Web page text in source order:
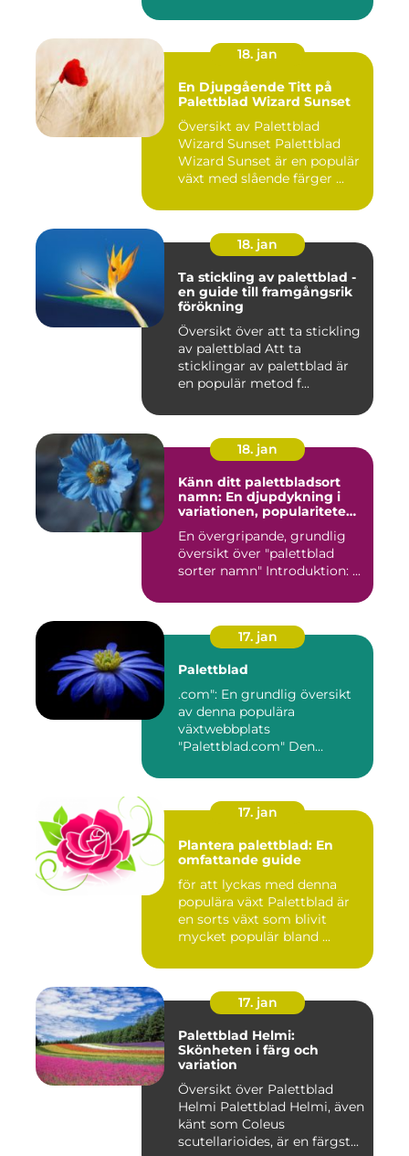
18. jan
En Djupgående Titt på
Palettblad Wizard Sunset
Översikt av Palettblad
Wizard Sunset Palettblad
Wizard Sunset är en populär
växt med slående färger ...
18. jan
Ta stickling av palettblad -
en guide till framgångsrik
förökning
Översikt över att ta stickling
av palettblad Att ta
sticklingar av palettblad är
en populär metod f...
18. jan
Känn ditt palettbladsort
namn: En djupdykning i
variationen, populariteten
En övergripande, grundlig
översikt över "palettblad
sorter namn" Introduktion: ...
17. jan
Palettblad
.com": En grundlig översikt
av denna populära
växtwebbplats
"Palettblad.com" Den
17. jan
Plantera palettblad: En
omfattande guide
för att lyckas med denna
populära växt Palettblad är
en sorts växt som blivit
mycket populär bland ...
17. jan
Palettblad Helmi:
Skönheten i färg och
variation
Översikt över Palettblad
Helmi Palettblad Helmi, även
känt som Coleus
scutellarioides, är en färgst...